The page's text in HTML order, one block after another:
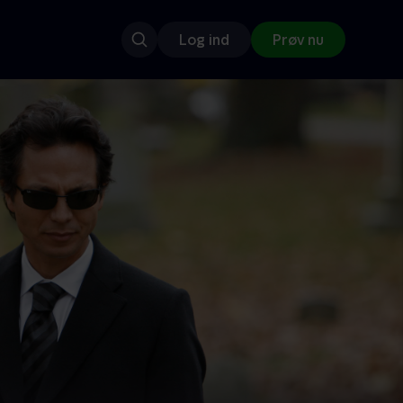
Log ind Prøv nu